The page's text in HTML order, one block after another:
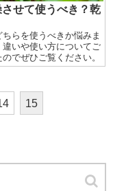
せて使うべき？乾
らを使うべきか悩みま
いや使い方についてご
でぜひご覧ください。
15